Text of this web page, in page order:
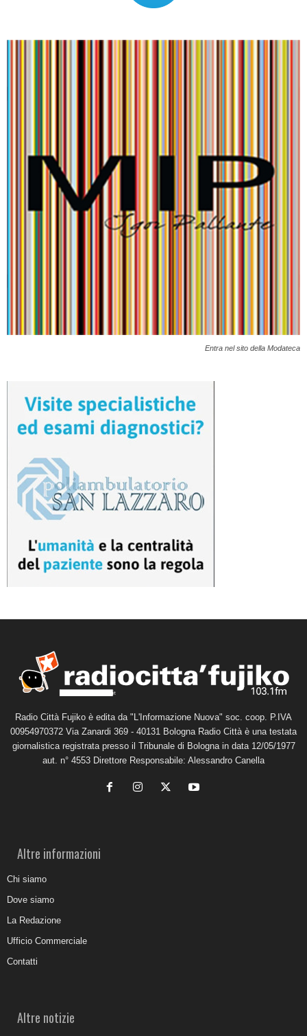
Entra nel sito della Modateca
Radio Città Fujiko è edita da "L'Informazione Nuova" soc. coop. P.IVA
00954970372 Via Zanardi 369 - 40131 Bologna Radio Città è una testata
giornalistica registrata presso il Tribunale di Bologna in data 12/05/1977
aut. n° 4553 Direttore Responsabile: Alessandro Canella
Altre informazioni
Chi siamo
Dove siamo
La Redazione
Ufficio Commerciale
Contatti
Altre notizie